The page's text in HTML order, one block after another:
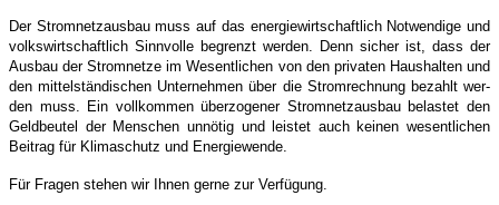
Der Strom­netz­aus­bau muss auf das ener­gie­wirt­schaft­lich Not­wen­di­ge und
volks­wirt­schaft­lich Sinn­vol­le begrenzt wer­den. Denn sicher ist, dass der
Aus­bau der Strom­net­ze im Wesent­li­chen von den pri­va­ten Haus­hal­ten und
den mit­tel­stän­di­schen Unter­neh­men über die Strom­rech­nung bezahlt wer­
den muss. Ein voll­kom­men über­zo­ge­ner Strom­netz­aus­bau belas­tet den
Geld­beu­tel der Men­schen unnö­tig und leis­tet auch kei­nen wesent­li­chen
Bei­trag für Kli­ma­schutz und Energiewende.
Für Fra­gen ste­hen wir Ihnen ger­ne zur Verfügung.